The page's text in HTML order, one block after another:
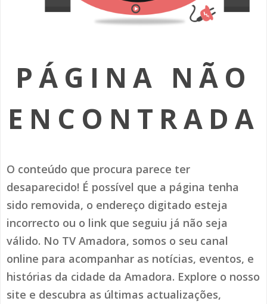
SOMOS TODOS EUROPEUS
AMADORA LIGA À RESILIÊNCIA
(RE) PENSAMENTOS
HISTÓRIAS DE ABRIL
PÁGINA NÃO
ENCONTRADA
O conteúdo que procura parece ter
desaparecido! É possível que a página tenha
sido removida, o endereço digitado esteja
incorrecto ou o link que seguiu já não seja
válido. No TV Amadora, somos o seu canal
online para acompanhar as notícias, eventos, e
histórias da cidade da Amadora. Explore o nosso
site e descubra as últimas actualizações,